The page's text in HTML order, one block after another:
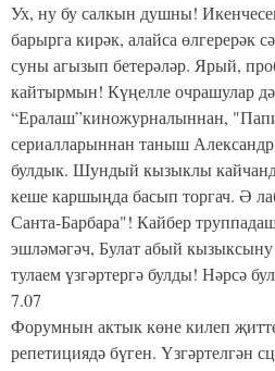
Ух, ну бу салкын душны!
барырга кирәк, алайса өлгерерәк
суны агызып бетерәләр. Ярый,
кайтырмын! Күңелле очрашулар
“Ералаш”киножурналыннан,
сериалларыннан таныш
булдык. Шундый кызыклы
кеше каршыңда басып торгач. Ә
Санта-Барбара"! Кайбер
эшләмәгәч, Булат абый
тулаем үзгәртергә булды! Нәрсә
7.07
Форумнын актык көне килеп
репетициядә бүген. Үзгәртелгән